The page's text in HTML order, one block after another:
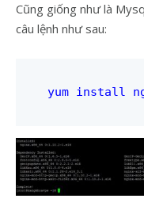
Cũng giống như là
câu lệnh như sau:
yum install